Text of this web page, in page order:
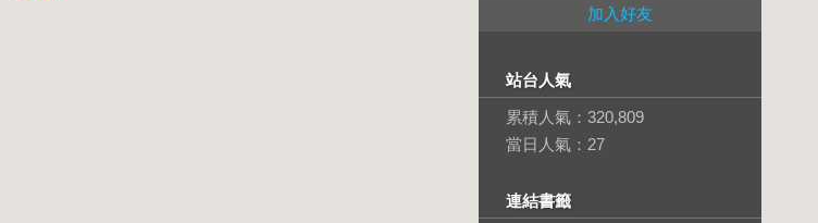
加入好友
站台人氣
累積人氣： 320,809
當日人氣： 27
連結書籤